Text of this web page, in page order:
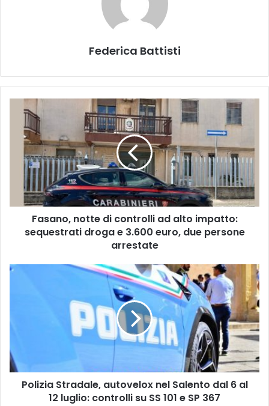
Federica Battisti
Fasano,
notte
controlli
impatto:
sequestrati
droga
3.600
persone
Fasano, notte di controlli ad alto impatto:
sequestrati droga e 3.600 euro, due persone
arrestate
Polizia
al
12
luglio:Polizia Stradale, autovelox nel Salento dal 6 al
12 luglio: controlli su SS 101 e SP 367